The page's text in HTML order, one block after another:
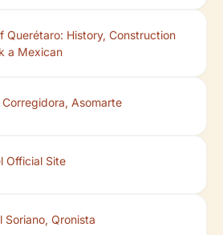
Querétaro: History, Construction
a Mexican
Asomarte
Official Site
Soriano, Qronista